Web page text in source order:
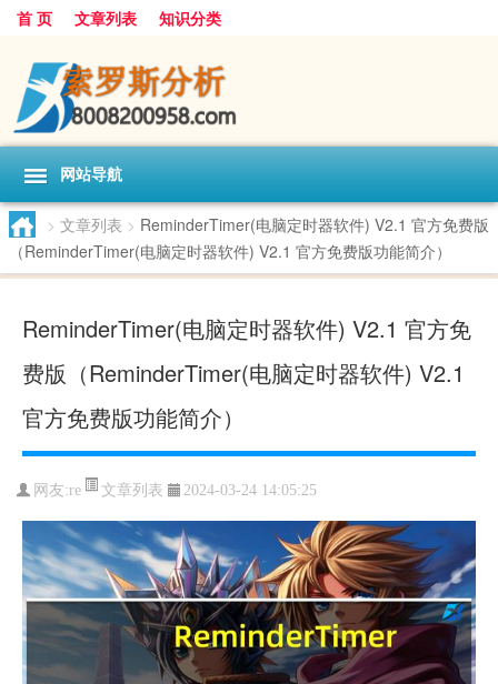
首 页 文章列表 知识分类
网站导航
> 文章列表 > ReminderTimer(电脑定时器软件) V2.1 官方免费版
（ReminderTimer(电脑定时器软件) V2.1 官方免费版功能简介）
ReminderTimer(电脑定时器软件) V2.1 官方免
费版（ReminderTimer(电脑定时器软件) V2.1
官方免费版功能简介）
网友:re 文章列表 2024-03-24 14:05:25